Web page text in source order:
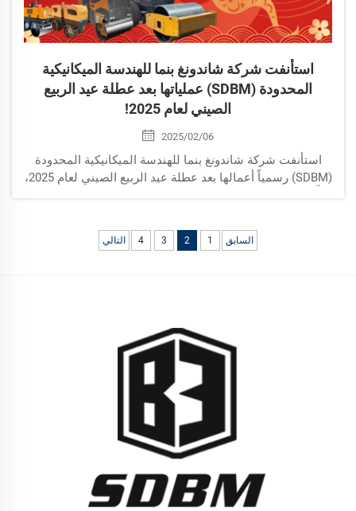
استأنفت شركة شاندونغ بنما للهندسة الميكانيكية
المحدودة (SDBM) عملياتها بعد عطلة عيد الربيع
الصيني لعام 2025!
2025/02/06
استأنفت شركة شاندونغ بنما للهندسة الميكانيكية المحدودة
(SDBM) رسمياً أعمالها بعد عطلة عيد الربيع الصيني لعام 2025،
السابق 1
2
3
4 التالي